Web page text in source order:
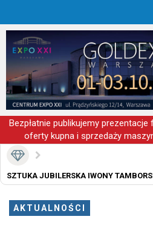
Bezpłatnie publikujemy prezentacje
oferty kupna i sprzedaży
SZTUKA JUBILERSKA IWONY
AKTUALNOŚCI